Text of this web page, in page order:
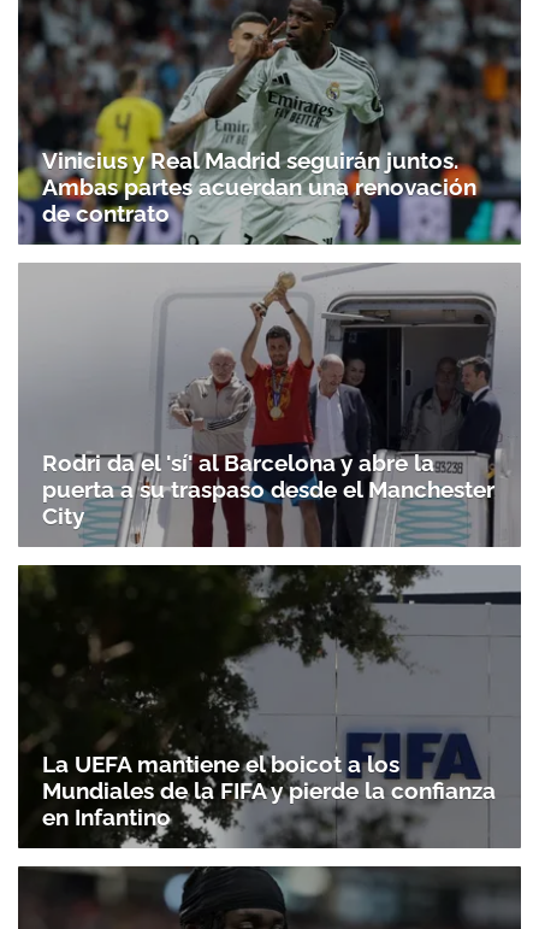
Vinicius y Real Madrid seguirán juntos.
Ambas partes acuerdan una renovación
de contrato
Rodri da el 'sí' al Barcelona y abre la
puerta a su traspaso desde el Manchester
City
La UEFA mantiene el boicot a los
Mundiales de la FIFA y pierde la confianza
en Infantino